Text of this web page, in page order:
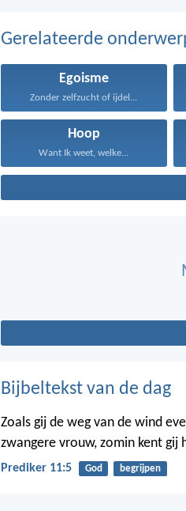
Gerelateerde
Egoisme
Zonder zelfzucht of ijdel...
Hoop
Want Ik weet, welke...
Bijbeltekst van de dag
Zoals gij de weg van de wind
zwangere vrouw, zomin kent gij
Prediker 11:5 God begrijpen